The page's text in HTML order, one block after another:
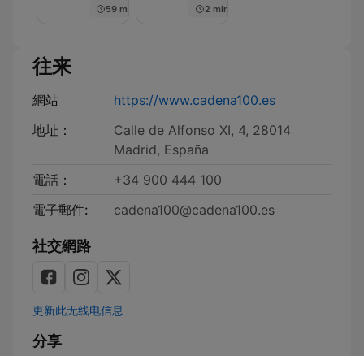
59 min
2 min
往来
網站
https://www.cadena100.es
地址：
Calle de Alfonso XI, 4, 28014
Madrid, España
電話：
+34 900 444 100
電子郵件:
cadena100@cadena100.es
社交網路
更新此无线电信息
分享